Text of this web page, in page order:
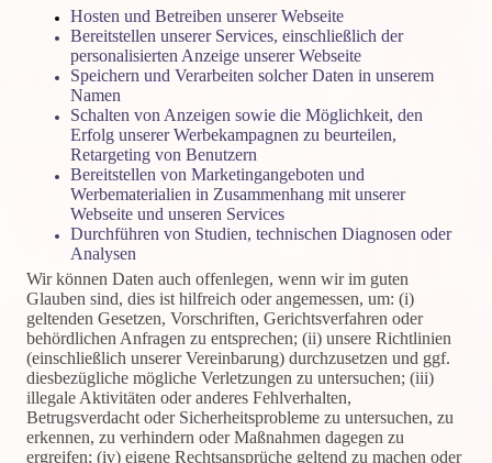
Hosten und Betreiben unserer Webseite
Bereitstellen unserer Services, einschließlich der
personalisierten Anzeige unserer Webseite
Speichern und Verarbeiten solcher Daten in unserem
Namen
Schalten von Anzeigen sowie die Möglichkeit, den
Erfolg unserer Werbekampagnen zu beurteilen,
Retargeting von Benutzern
Bereitstellen von Marketingangeboten und
Werbematerialien in Zusammenhang mit unserer
Webseite und unseren Services
Durchführen von Studien, technischen Diagnosen oder
Analysen
Wir können Daten auch offenlegen, wenn wir im guten
Glauben sind, dies ist hilfreich oder angemessen, um: (i)
geltenden Gesetzen, Vorschriften, Gerichtsverfahren oder
behördlichen Anfragen zu entsprechen; (ii) unsere Richtlinien
(einschließlich unserer Vereinbarung) durchzusetzen und ggf.
diesbezügliche mögliche Verletzungen zu untersuchen; (iii)
illegale Aktivitäten oder anderes Fehlverhalten,
Betrugsverdacht oder Sicherheitsprobleme zu untersuchen, zu
erkennen, zu verhindern oder Maßnahmen dagegen zu
ergreifen; (iv) eigene Rechtsansprüche geltend zu machen oder